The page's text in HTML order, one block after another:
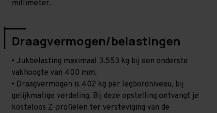
millimeter.
Draagvermogen/belastingen
• Jukbelasting maximaal 3.553 kg bij een onderste
vakhoogte van 400 mm.
• Draagvermogen is 402 kg per legbordniveau, bij
gelijkmatige verdeling. Bij deze opstelling ontvangt je
kosteloos Z-profielen ter versteviging van de